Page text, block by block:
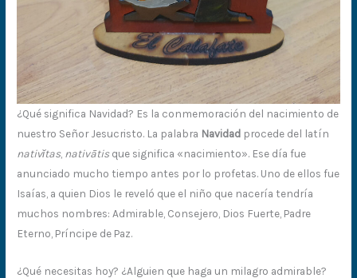
¿Qué significa Navidad? Es la conmemoración del nacimiento de
nuestro Señor Jesucristo. La palabra Navidad procede del latín
nativĭtas, nativātisque significa «nacimiento». Ese día fue
anunciado mucho tiempo antes por lo profetas. Uno de ellos fue
Isaías, a quien Dios le reveló que el niño que nacería tendría
muchos nombres: Admirable, Consejero, Dios Fuerte, Padre
Eterno, Príncipe de Paz.
¿Qué necesitas hoy? ¿Alguien que haga un milagro admirable?